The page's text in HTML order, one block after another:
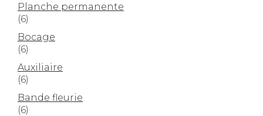
Planche permanente
(6)
Bocage
(6)
Auxiliaire
(6)
Bande fleurie
(6)